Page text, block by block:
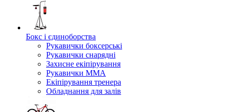
Бокс і єдиноборства
Рукавички боксерські
Рукавички снарядні
Захисне екіпірування
Рукавички ММА
Екіпірування тренера
Обладнання для залів